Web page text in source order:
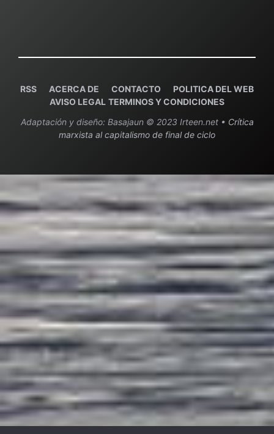
RSS ACERCA DE CONTACTO
POLITICA DEL WEB
AVISO LEGAL TERMINOS Y CONDICIONES
Adaptación y diseño: Basajaun © 2023 Irteen.net • Crítica
marxista al capitalismo de final de ciclo